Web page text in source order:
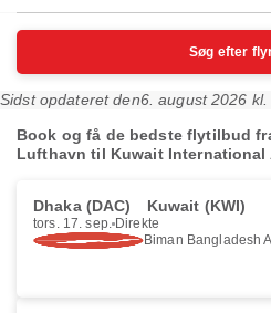
Søg efter
Sidst opdateret den6. august 2026
Book og få de bedste flytilbud
Lufthavn til Kuwait International
Dhaka (DAC) Kuwait (KWI)
tors. 17. sep. Direkte
Biman Bangladesh